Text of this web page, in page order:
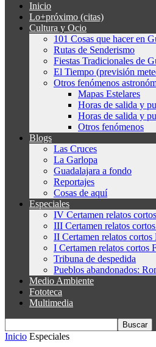
Inicio
Lo+próximo (citas)
Cultura y Ocio
101 Cosas que hacer en
Rutas de Senderismo
Fiestas Tradicionales de
El Tiempo (previsión
Otros fenómenos
Mapas Estelares
Horas de salida y
Horas de salida y
Otros fenómenos
Blogs
Las Cruces
La Garlopa
Guadalajara a fondo
Reportajes
Cosas de aquí
Especiales
IV Certamen relatos
III Certamen relatos
II Certamen relatos
I Certamen relatos cortos
Tribuna de despedida
Pueblos abandonados:
Medio Ambiente
Fototeca
Multimedia
Inicio Especiales